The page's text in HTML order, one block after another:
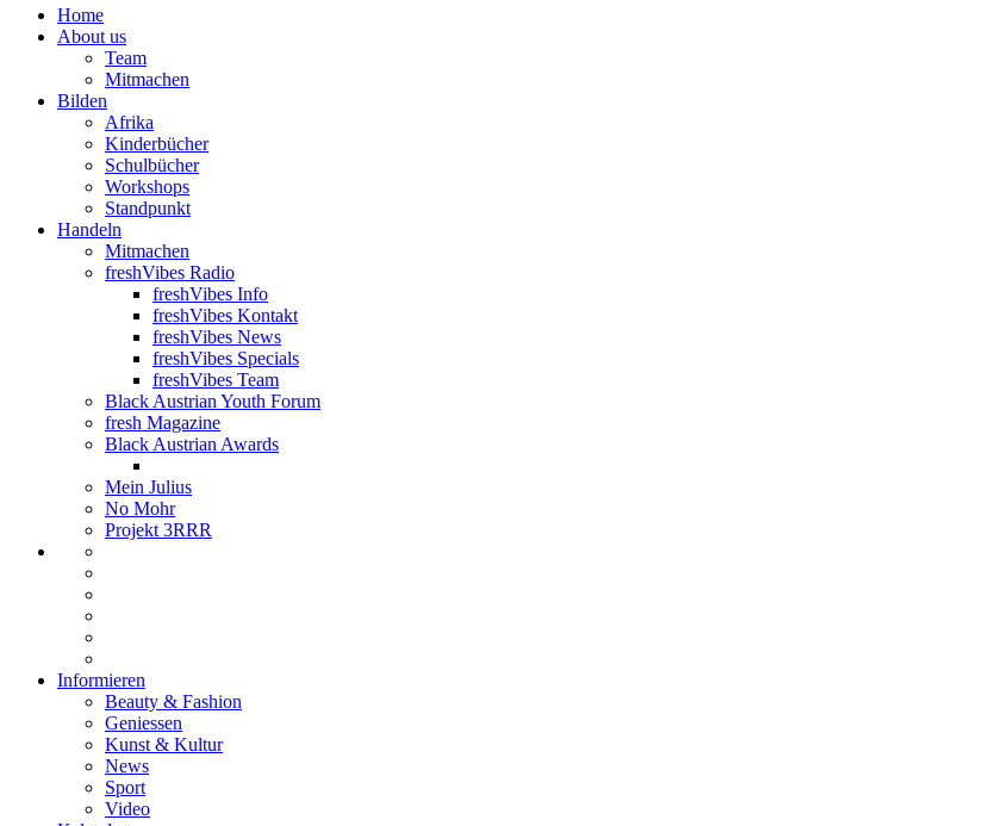
Home
About us
Team
Mitmachen
Bilden
Afrika
Kinderbücher
Schulbücher
Workshops
Standpunkt
Handeln
Mitmachen
freshVibes Radio
freshVibes Info
freshVibes Kontakt
freshVibes News
freshVibes Specials
freshVibes Team
Black Austrian Youth Forum
fresh Magazine
Black Austrian Awards
Mein Julius
No Mohr
Projekt 3RRR
Informieren
Beauty & Fashion
Geniessen
Kunst & Kultur
News
Sport
Video